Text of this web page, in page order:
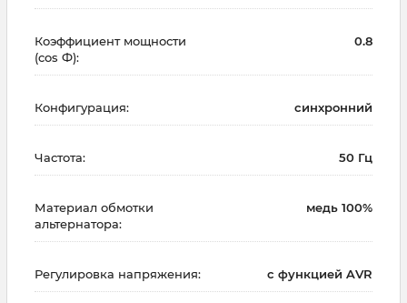
Коэффициент мощности
(cos Ф):
0.8
Конфигурация: синхронний
Частота: 50 Гц
Материал обмотки
альтернатора:
медь 100%
Регулировка напряжения: с функцией AVR